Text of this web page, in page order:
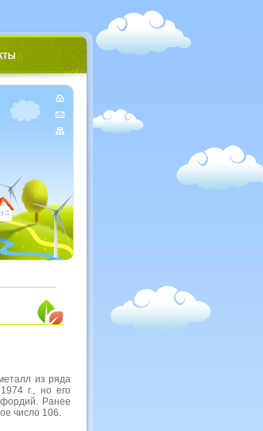
из ряда
г., но его
Ранее
число 106.